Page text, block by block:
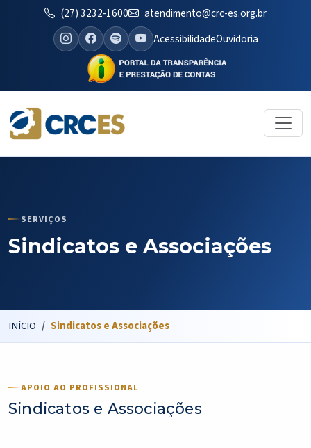
(27) 3232-1600
atendimento@crc-es.org.br
AcessibilidadeOuvidoria
SERVIÇOS
Sindicatos e Associações
INÍCIO Sindicatos e Associações
APOIO AO PROFISSIONAL
Sindicatos e Associações